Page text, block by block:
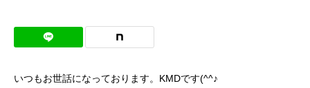
いつもお世話になっております。KMDです(^^♪